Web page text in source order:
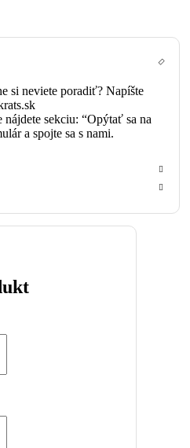
si neviete poradiť? Napíšte
sekciu: “Opýtať sa na
a spojte sa s nami.